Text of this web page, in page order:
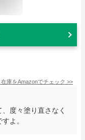
庫をAmazonでチェック >>
度々塗り直さなく
よ。